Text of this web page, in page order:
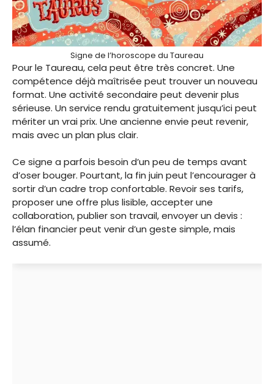
Signe de l’horoscope du Taureau
Pour le Taureau, cela peut être très concret. Une
compétence déjà maîtrisée peut trouver un nouveau
format. Une activité secondaire peut devenir plus
sérieuse. Un service rendu gratuitement jusqu’ici peut
mériter un vrai prix. Une ancienne envie peut revenir,
mais avec un plan plus clair.
Ce signe a parfois besoin d’un peu de temps avant
d’oser bouger. Pourtant, la fin juin peut l’encourager à
sortir d’un cadre trop confortable. Revoir ses tarifs,
proposer une offre plus lisible, accepter une
collaboration, publier son travail, envoyer un devis :
l’élan financier peut venir d’un geste simple, mais
assumé.